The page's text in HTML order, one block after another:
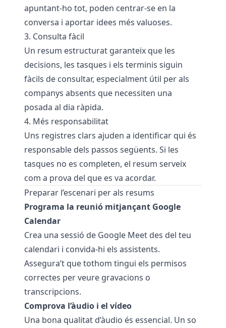
apuntant-ho tot, poden centrar-se en la
conversa i aportar idees més valuoses.
3. Consulta fàcil
Un resum estructurat garanteix que les
decisions, les tasques i els terminis siguin
fàcils de consultar, especialment útil per als
companys absents que necessiten una
posada al dia ràpida.
4. Més responsabilitat
Uns registres clars ajuden a identificar qui és
responsable dels passos següents. Si les
tasques no es completen, el resum serveix
com a prova del que es va acordar.
Preparar l’escenari per als resums
Programa la reunió mitjançant Google
Calendar
Crea una sessió de Google Meet des del teu
calendari i convida-hi els assistents.
Assegura’t que tothom tingui els permisos
correctes per veure gravacions o
transcripcions.
Comprova l’àudio i el vídeo
Una bona qualitat d’àudio és essencial. Un so